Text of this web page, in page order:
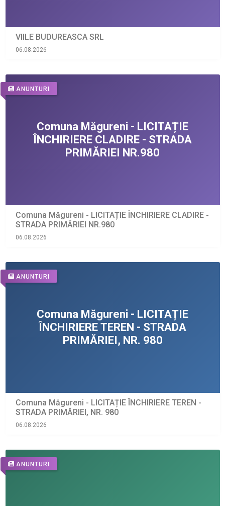
VIILE BUDUREASCA SRL
06.08.2026
ANUNTURI
Comuna Măgureni - LICITAȚIE ÎNCHIRIERE CLADIRE -
STRADA PRIMĂRIEI NR.980
06.08.2026
ANUNTURI
Comuna Măgureni - LICITAȚIE ÎNCHIRIERE TEREN -
STRADA PRIMĂRIEI, NR. 980
06.08.2026
ANUNTURI